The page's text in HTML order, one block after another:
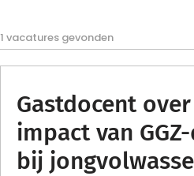
1 vacatures gevonden
Gastdocent
impact van
bij